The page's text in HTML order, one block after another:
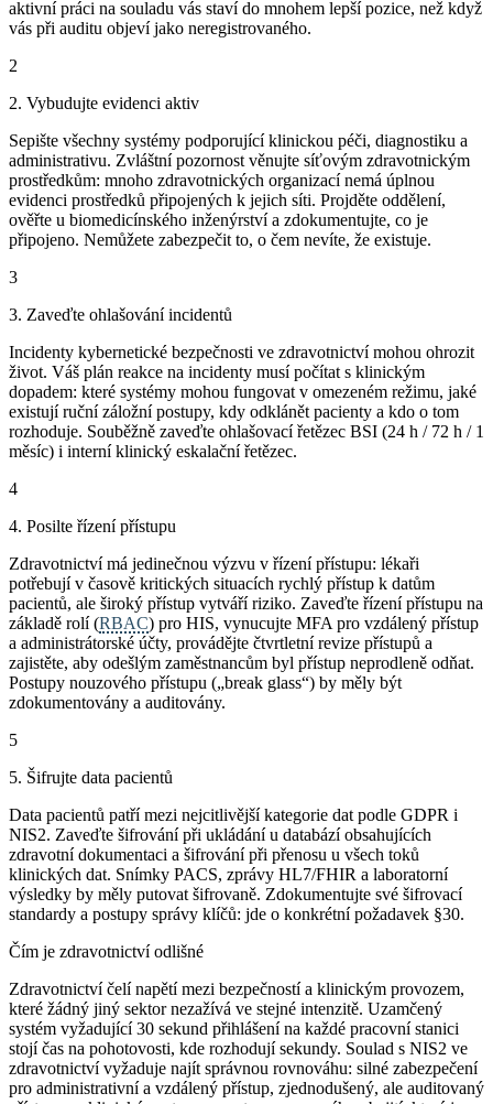
aktivní práci na souladu vás staví do mnohem lepší pozice, než když
vás při auditu objeví jako neregistrovaného.
2
2. Vybudujte evidenci aktiv
Sepište všechny systémy podporující klinickou péči, diagnostiku a
administrativu. Zvláštní pozornost věnujte síťovým zdravotnickým
prostředkům: mnoho zdravotnických organizací nemá úplnou
evidenci prostředků připojených k jejich síti. Projděte oddělení,
ověřte u biomedicínského inženýrství a zdokumentujte, co je
připojeno. Nemůžete zabezpečit to, o čem nevíte, že existuje.
3
3. Zaveďte ohlašování incidentů
Incidenty kybernetické bezpečnosti ve zdravotnictví mohou ohrozit
život. Váš plán reakce na incidenty musí počítat s klinickým
dopadem: které systémy mohou fungovat v omezeném režimu, jaké
existují ruční záložní postupy, kdy odklánět pacienty a kdo o tom
rozhoduje. Souběžně zaveďte ohlašovací řetězec BSI (24 h / 72 h / 1
měsíc) i interní klinický eskalační řetězec.
4
4. Posilte řízení přístupu
Zdravotnictví má jedinečnou výzvu v řízení přístupu: lékaři
potřebují v časově kritických situacích rychlý přístup k datům
pacientů, ale široký přístup vytváří riziko. Zaveďte řízení přístupu na
základě rolí (RBAC) pro HIS, vynucujte MFA pro vzdálený přístup
a administrátorské účty, provádějte čtvrtletní revize přístupů a
zajistěte, aby odešlým zaměstnancům byl přístup neprodleně odňat.
Postupy nouzového přístupu („break glass“) by měly být
zdokumentovány a auditovány.
5
5. Šifrujte data pacientů
Data pacientů patří mezi nejcitlivější kategorie dat podle GDPR i
NIS2. Zaveďte šifrování při ukládání u databází obsahujících
zdravotní dokumentaci a šifrování při přenosu u všech toků
klinických dat. Snímky PACS, zprávy HL7/FHIR a laboratorní
výsledky by měly putovat šifrovaně. Zdokumentujte své šifrovací
standardy a postupy správy klíčů: jde o konkrétní požadavek §30.
Čím je zdravotnictví odlišné
Zdravotnictví čelí napětí mezi bezpečností a klinickým provozem,
které žádný jiný sektor nezažívá ve stejné intenzitě. Uzamčený
systém vyžadující 30 sekund přihlášení na každé pracovní stanici
stojí čas na pohotovosti, kde rozhodují sekundy. Soulad s NIS2 ve
zdravotnictví vyžaduje najít správnou rovnováhu: silné zabezpečení
pro administrativní a vzdálený přístup, zjednodušený, ale auditovaný